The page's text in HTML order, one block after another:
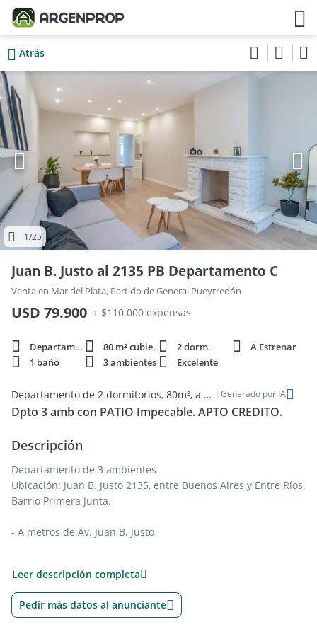
Atrás
1/25
Juan B. Justo al 2135 PB Departamento C
Venta en Mar del Plata, Partido de General Pueyrredón
USD 79.900 + $110.000 expensas
Departamento 80 m² cubie. 2 dorm.
A Estrenar
1 baño
3 ambientes Excelente
Departamento de 2 dormitorios, 80m², a estrenar en Mar del Plata | Generado por IA
Dpto 3 amb con PATIO Impecable. APTO CREDITO.
Descripción
Departamento de 3 ambientes
Ubicación: Juan B. Justo 2135, entre Buenos Aires y Entre Ríos.
Barrio Primera Junta.
- A metros de Av. Juan B. Justo
- Cercano al centro comercial de la zona - Rápido acceso al
microcentro y a la costa
Leer descripción completa
Pedir más datos al anunciante